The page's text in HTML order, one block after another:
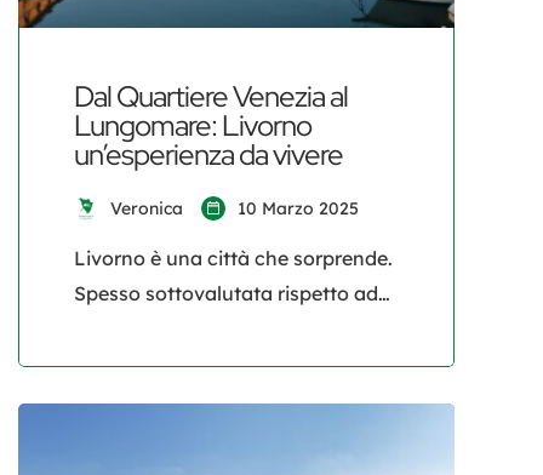
Dal Quartiere Venezia al
Lungomare: Livorno
un’esperienza da vivere
Veronica 10 Marzo 2025
Livorno è una città che sorprende.
Spesso sottovalutata rispetto ad
portuale è un vero gioiello
affacciato sul mare, ricco di storia,